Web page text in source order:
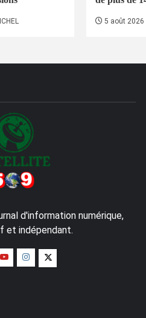
5 août 2026
d'information numérique,
et indépendant.